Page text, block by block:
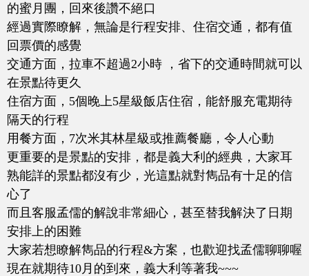
的蜜月團，回來後讚不絕口
經過實際瞭解，無論是行程安排、住宿交通，都有值
回票價的感覺
交通方面，拉車不超過2小時 ，省下的交通時間就可以
在景點待更久
住宿方面，5個晚上5星級飯店住宿，能舒服充電期待
隔天的行程
用餐方面，7次米其林星級或推薦餐廳，令人心動
更重要的是景點的安排，都是義大利的經典，大家耳
熟能詳的景點都沒有少，光這點就對雋品有十足的信
心了
而且客服孟儒的解說非常細心，甚至替我解決了日期
安排上的困難
大家若想瞭解雋品的行程&方案，也歡迎找孟儒聊聊喔
現在就期待10月的到來，義大利等著我~~~